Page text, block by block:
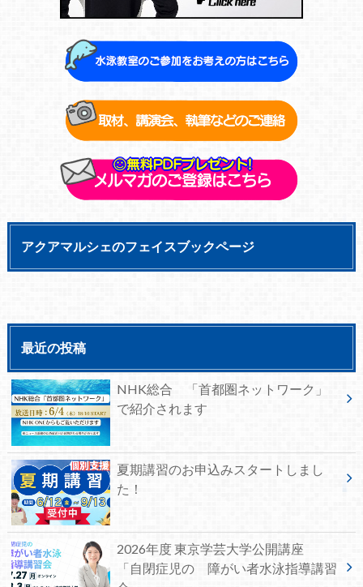
アクアマルシェのフェイスブックページ
最近の投稿
NHK総合 「首都圏ネットワーク」
で紹介されます
夏期講習のお申込みスタートしまし
た！
2026年度 東京学芸大学公開講座
「自閉症児の 障がい者水泳指導講習